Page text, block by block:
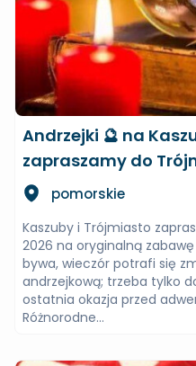
Andrzejki 🔮 na
zapraszamy do
pomorskie
Kaszuby i Trójmiasto
2026 na oryginalną
bywa, wieczór potrafi się
andrzejkową; trzeba tylko
ostatnia okazja przed
Różnorodne...